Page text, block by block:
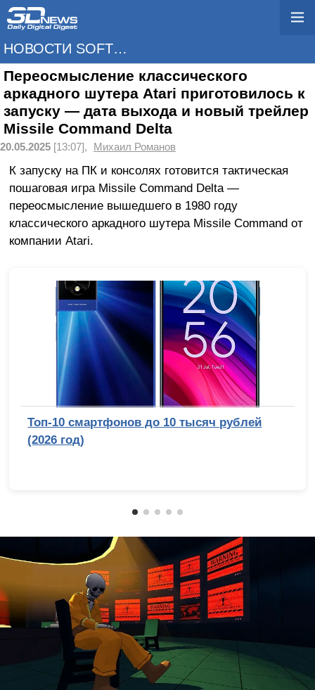
НОВОСТИ SOFTWARE
Переосмысление классического
аркадного шутера Atari приготовилось к
запуску — дата выхода и новый трейлер
Missile Command Delta
20.05.2025 [13:07], Михаил Романов
К запуску на ПК и консолях готовится тактическая
пошаговая игра Missile Command Delta —
переосмысление вышедшего в 1980 году
классического аркадного шутера Missile Command от
компании Atari.
Топ-10 смартфонов до 10 тысяч рублей
(2026 год)